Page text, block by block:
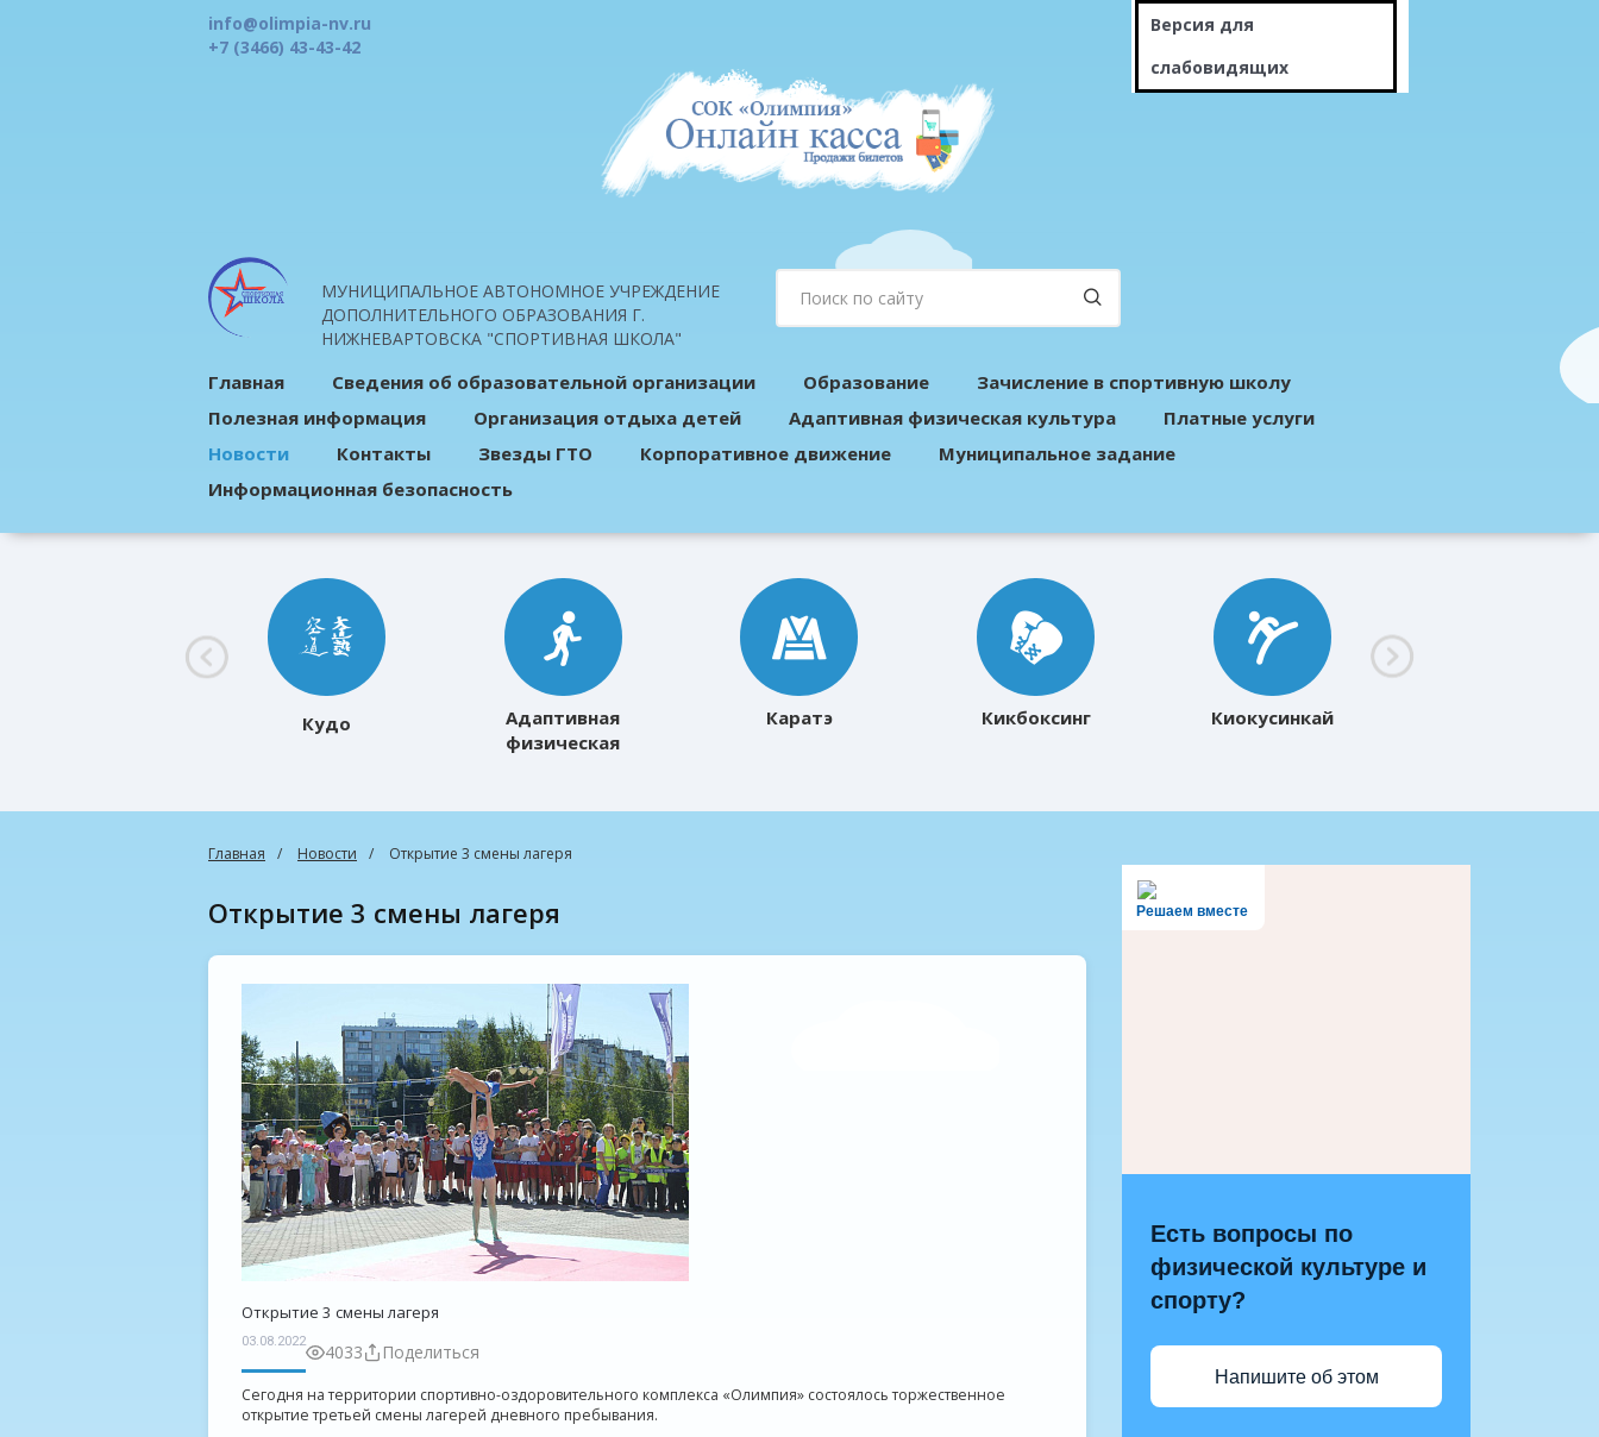
info@olimpia-nv.ru
+7 (3466) 43-43-42
Версия для
слабовидящих
МУНИЦИПАЛЬНОЕ АВТОНОМНОЕ УЧРЕЖДЕНИЕ
ДОПОЛНИТЕЛЬНОГО ОБРАЗОВАНИЯ Г.
НИЖНЕВАРТОВСКА "СПОРТИВНАЯ ШКОЛА"
Главная Сведения об образовательной организации Образование
Зачисление в спортивную школу
Полезная информация
Организация отдыха детей Адаптивная физическая культура
Платные услуги
Новости
Контакты Звезды ГТО Корпоративное движение
Муниципальное задание
Информационная безопасность
Кудо
Адаптивная
физическая
Каратэ Кикбоксинг Киокусинкай
Главная Новости Открытие 3 смены лагеря
Открытие 3 смены лагеря
Открытие 3 смены лагеря
03.08.2022 4033 Поделиться
Сегодня на территории спортивно-оздоровительного комплекса «Олимпия» состоялось торжественное
открытие третьей смены лагерей дневного пребывания.
Решаем вместе
Есть вопросы по
физической культуре и
спорту?
Напишите об этом